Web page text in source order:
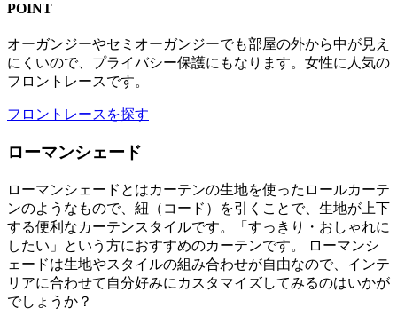
POINT
オーガンジーやセミオーガンジーでも部屋の外から中が見え
にくいので、プライバシー保護にもなります。女性に人気の
フロントレースです。
フロントレースを探す
ローマンシェード
ローマンシェードとはカーテンの生地を使ったロールカーテ
ンのようなもので、紐（コード）を引くことで、生地が上下
する便利なカーテンスタイルです。「すっきり・おしゃれに
したい」という方におすすめのカーテンです。 ローマンシ
ェードは生地やスタイルの組み合わせが自由なので、インテ
リアに合わせて自分好みにカスタマイズしてみるのはいかが
でしょうか？